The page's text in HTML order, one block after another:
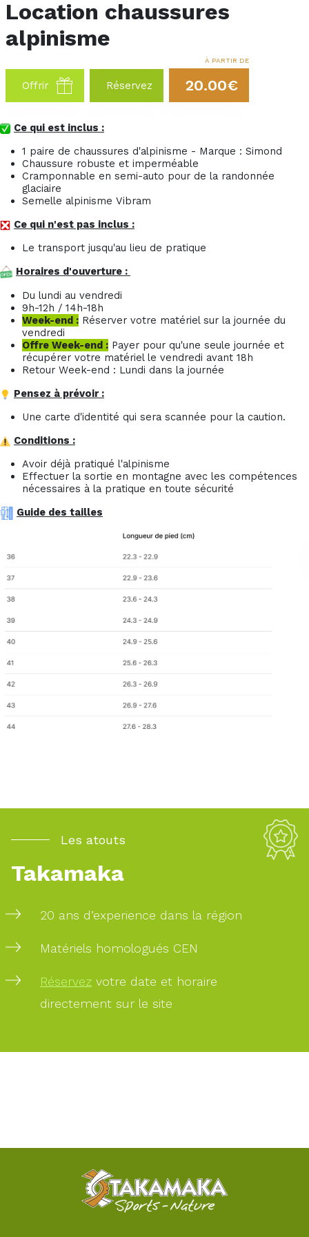
Location chaussures
alpinisme
Offrir Réservez
À PARTIR DE
20.00€
Ce qui est inclus :
1 paire de chaussures d'alpinisme - Marque : Simond
Chaussure robuste et imperméable
Cramponnable en semi-auto pour de la randonnée
glaciaire
Semelle alpinisme Vibram
Ce qui n'est pas inclus :
Le transport jusqu'au lieu de pratique
Horaires d'ouverture :
Du lundi au vendredi
9h-12h / 14h-18h
Week-end : Réserver votre matériel sur la journée du
vendredi
Offre Week-end : Payer pour qu'une seule journée et
récupérer votre matériel le vendredi avant 18h
Retour Week-end : Lundi dans la journée
Pensez à prévoir :
Une carte d'identité qui sera scannée pour la caution.
Conditions :
Avoir déjà pratiqué l'alpinisme
Effectuer la sortie en montagne avec les compétences
nécessaires à la pratique en toute sécurité
Guide des tailles
Les atouts
Takamaka
20 ans d’experience dans la région
Matériels homologués CEN
Réservez votre date et horaire
directement sur le site